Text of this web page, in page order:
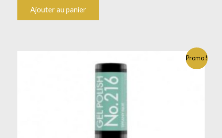
Ajouter au panier
Promo !